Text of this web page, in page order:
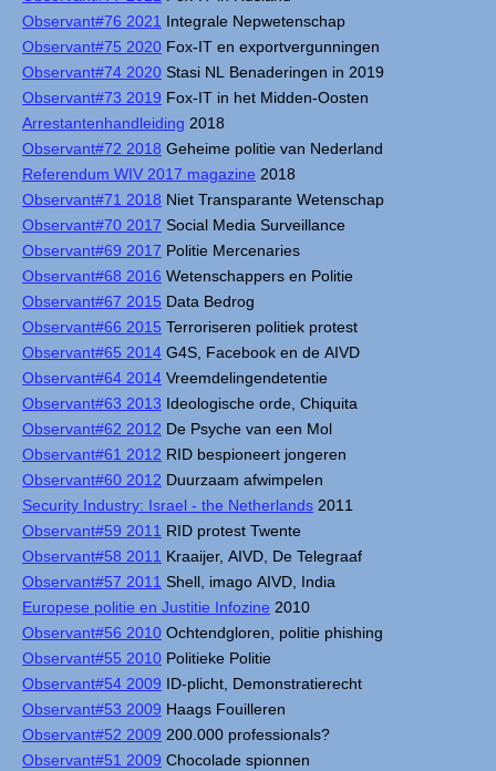
Observant#76 2021 Integrale Nepwetenschap
Observant#75 2020 Fox-IT en exportvergunningen
Observant#74 2020 Stasi NL Benaderingen in 2019
Observant#73 2019 Fox-IT in het Midden-Oosten
Arrestantenhandleiding 2018
Observant#72 2018 Geheime politie van Nederland
Referendum WIV 2017 magazine 2018
Observant#71 2018 Niet Transparante Wetenschap
Observant#70 2017 Social Media Surveillance
Observant#69 2017 Politie Mercenaries
Observant#68 2016 Wetenschappers en Politie
Observant#67 2015 Data Bedrog
Observant#66 2015 Terroriseren politiek protest
Observant#65 2014 G4S, Facebook en de AIVD
Observant#64 2014 Vreemdelingendetentie
Observant#63 2013 Ideologische orde, Chiquita
Observant#62 2012 De Psyche van een Mol
Observant#61 2012 RID bespioneert jongeren
Observant#60 2012 Duurzaam afwimpelen
Security Industry: Israel - the Netherlands 2011
Observant#59 2011 RID protest Twente
Observant#58 2011 Kraaijer, AIVD, De Telegraaf
Observant#57 2011 Shell, imago AIVD, India
Europese politie en Justitie Infozine 2010
Observant#56 2010 Ochtendgloren, politie phishing
Observant#55 2010 Politieke Politie
Observant#54 2009 ID-plicht, Demonstratierecht
Observant#53 2009 Haags Fouilleren
Observant#52 2009 200.000 professionals?
Observant#51 2009 Chocolade spionnen